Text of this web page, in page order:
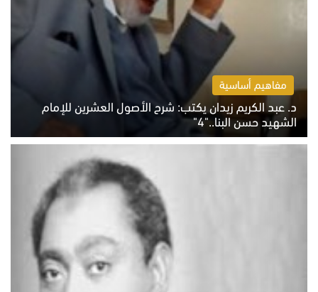
مفاهيم أساسية
د. عبد الكريم زيدان يكتب: شرح الأصول العشرين للإمام
الشهيد حسن البنا.."4"
الخميس 6 أغسطس 2026 10:27 ص